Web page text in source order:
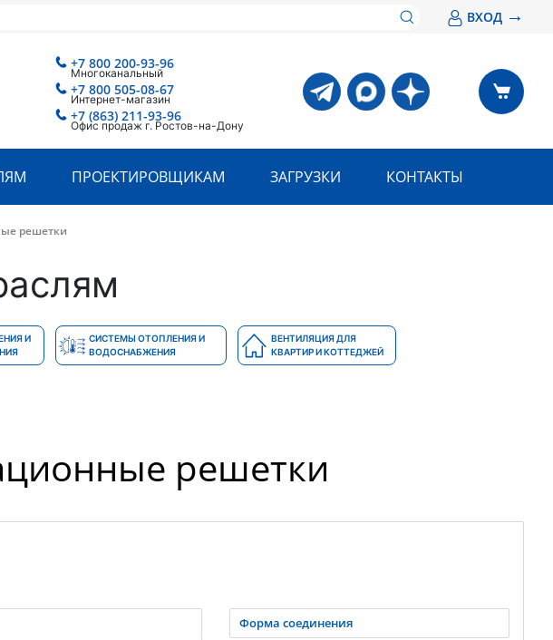
ВХОД →
+7 800 200-93-96
Многоканальный
+7 800 505-08-67
Интернет-магазин
+7 (863) 211-93-96
Офис продаж г. Ростов-на-Дону
ПРОЕКТИРОВЩИКАМ ЗАГРУЗКИ КОНТАКТЫ
решетки
И
СИСТЕМЫ ОТОПЛЕНИЯ И
ВОДОСНАБЖЕНИЯ
ВЕНТИЛЯЦИЯ ДЛЯ
КВАРТИР И КОТТЕДЖЕЙ
решетки
Форма соединения